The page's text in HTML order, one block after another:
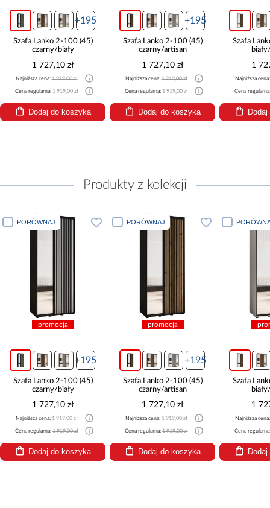
+195
Szafa Lanko 2-100 (45)
czarny/artisan
1 727,10 zł
Najniższa cena:1 919,00 zł
Cena regularna:1 919,00 zł
Dodaj do koszyka
+195
Szafa Lanko 2-100 (45)
biały/artisan
1 727,10 zł
Najniższa cena:1 919,00 zł
Cena regularna:1 919,00 zł
Dodaj do koszyka
Szafa
Cena
Produkty z kolekcji
(45)
PORÓWNAJ
Szafa Lanko 2-100 (45)
czarny/artisan
1 727,10 zł
Najniższa cena: 1 919,00 zł
Cena regularna:1 919,00 zł
Dodaj do koszyka
PORÓWNAJ
Szafa Lanko 2-100 (45)
biały/artisan
1 727,10 zł
Najniższa cena: 1 919,00 zł
Cena regularna:1 919,00 zł
Dodaj do koszyka